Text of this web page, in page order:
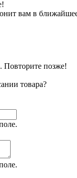
вам в
Повторите позже!
товара?